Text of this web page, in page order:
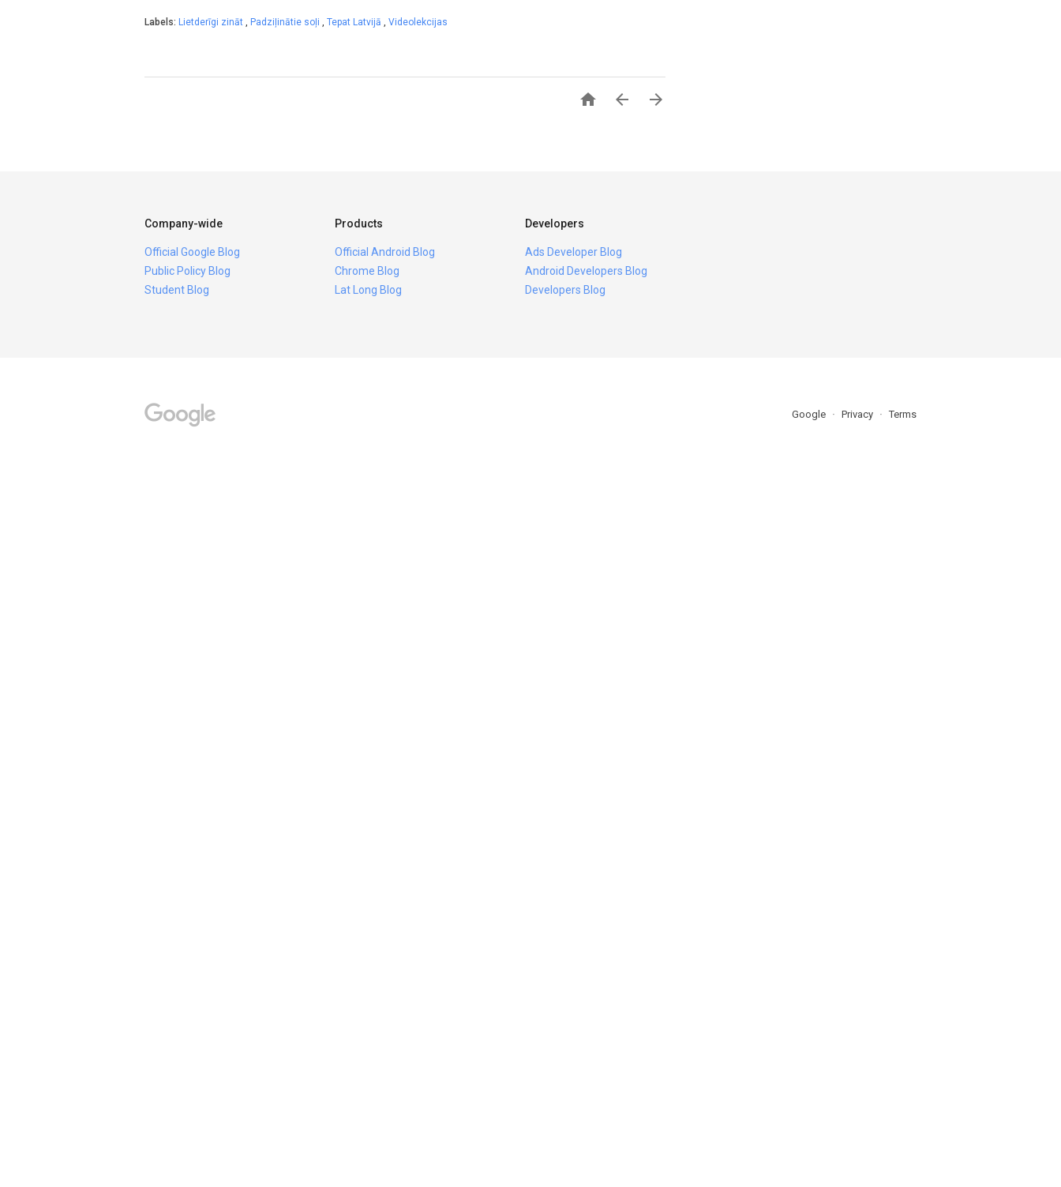
Labels: Lietderīgi zināt , Padziļinātie soļi , Tepat Latvijā , Videolekcijas
  
Company-wide
Official Google Blog
Public Policy Blog
Student Blog
Products
Official Android Blog
Chrome Blog
Lat Long Blog
Developers
Ads Developer Blog
Android Developers Blog
Developers Blog
Google Privacy Terms